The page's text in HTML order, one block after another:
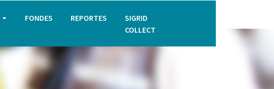
FONDES REPORTES
SIGRID
COLLECT